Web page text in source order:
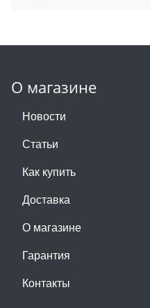
О магазине
Новости
Статьи
Как купить
Доставка
О магазине
Гарантия
Контакты